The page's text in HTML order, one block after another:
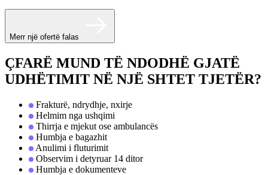
Merr një ofertë falas
ÇFARË MUND TË NDODHË GJATË
UDHËTIMIT NË NJË SHTET TJETËR?
Frakturë, ndrydhje, nxirje
Helmim nga ushqimi
Thirrja e mjekut ose ambulancës
Humbja e bagazhit
Anulimi i fluturimit
Observim i detyruar 14 ditor
Humbja e dokumenteve